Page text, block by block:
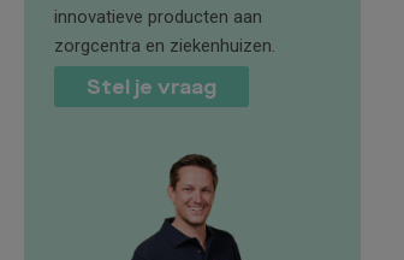
innovatieve producten aan
zorgcentra en ziekenhuizen.
Stel je vraag